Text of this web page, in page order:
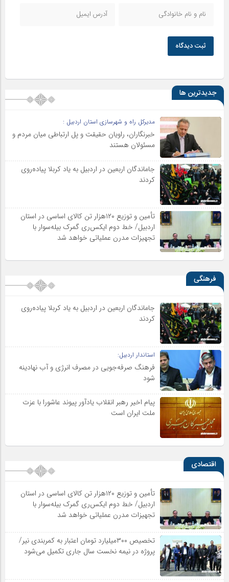
ثبت دیدگاه
جدیدترین ها
مدیرکل راه و شهرسازی استان اردبیل :
خبرنگاران، راویان حقیقت و پل ارتباطی میان مردم و
مسئولان هستند
جاماندگان اربعین در اردبیل به یاد کربلا پیاده‌روی
کردند
تأمین و توزیع ۱۲۰هزار تن کالای اساسی در استان
اردبیل/ خط دوم ایکس‌ری گمرک بیله‌سوار با
تجهیزات مدرن عملیاتی خواهد شد
فرهنگی
جاماندگان اربعین در اردبیل به یاد کربلا پیاده‌روی
کردند
استاندار اردبیل:
فرهنگ صرفه‌جویی در مصرف انرژی و آب نهادینه
شود
پیام اخیر رهبر انقلاب یادآور پیوند عاشورا با عزت
ملت ایران است
اقتصادی
تأمین و توزیع ۱۲۰هزار تن کالای اساسی در استان
اردبیل/ خط دوم ایکس‌ری گمرک بیله‌سوار با
تجهیزات مدرن عملیاتی خواهد شد
تخصیص ۳۰۰میلیارد تومان اعتبار به کمربندی نیر/
پروژه در نیمه نخست سال جاری تکمیل می‌شود